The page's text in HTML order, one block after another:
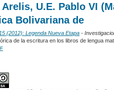
U.E. Pablo VI
Bolivariana de
(2012): Legenda Nueva Etapa -
de la escritura en los libros de lengua